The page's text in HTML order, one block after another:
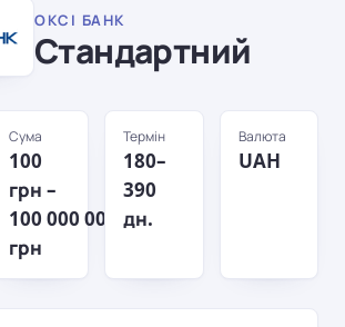
ОКСІ БАНК
Стандартний
Сума
100
грн –
100 000 000
грн
Термін
180–
390
дн.
Валюта
UAH